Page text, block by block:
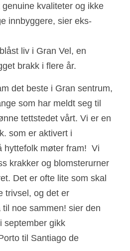
kvaliteter og ikke
innbyggere, sier eks-
liv i Gran Vel, en
brakk i flere år.
det beste i Gran sentrum,
som har meldt seg til
tettstedet vårt. Vi er en
som er aktivert i
hyttefolk møter fram!  Vi
krakker og blomsterurner
Det er ofte lite som skal
trivsel, og det er
noe sammen! sier den
september gikk
til Santiago de